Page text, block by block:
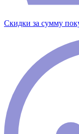
Скидки за сумму